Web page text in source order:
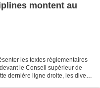
montent au
les textes réglementaires
le Conseil supérieur de
dernière ligne droite, les divers